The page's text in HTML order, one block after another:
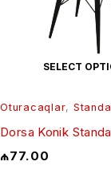
SELECT
Oturacaqlar,
Dorsa Konik
₼77.00